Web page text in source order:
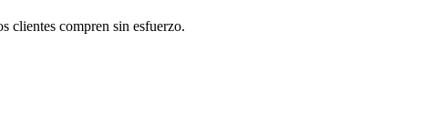
clientes compren sin esfuerzo.